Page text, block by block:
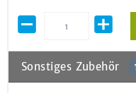
Sonstiges Zubehör